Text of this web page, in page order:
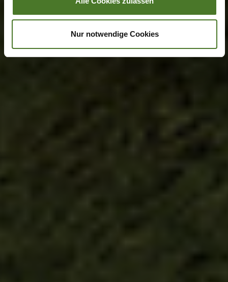
Nur notwendige Cookies